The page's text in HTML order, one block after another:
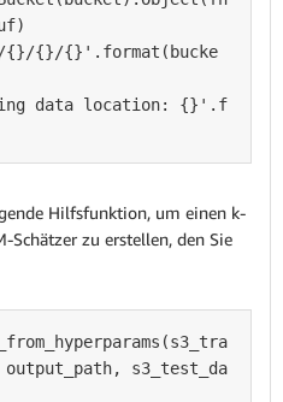
{}/{}/{}'.format(bucke
data location: {}'.f
Hilfsfunktion, um einen k-
Schätzer zu erstellen, den Sie
s3_test_da